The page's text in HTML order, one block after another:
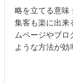
略を立てる意味
集客も楽に出来
ムページやブロ
ような方法が